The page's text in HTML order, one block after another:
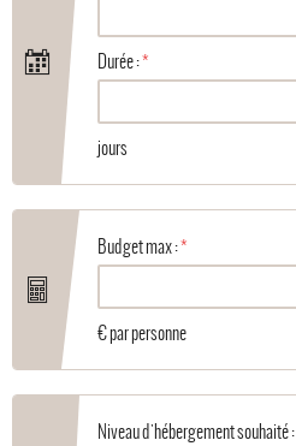
Durée :
jours
Budget max :
€ par personne
Niveau d'hébergement souhaité :